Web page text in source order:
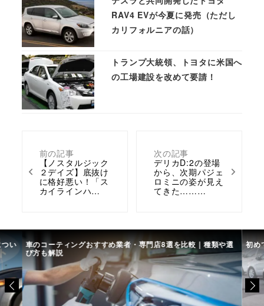
前の記事
【ノスタルジック
２デイズ】底抜け
に格好悪い！「ス
カイラインハ…
次の記事
デリカD:2の登場
から、次期パジェ
ロミニの姿が見え
てきた………
RAV4 EVが今夏に発売（ただし
カリフォルニアの話）
トランプ大統領、トヨタに米国へ
の工場建設を改めて要請！
い 車のコーティングおすすめ業者・専門店8選を比較｜種類や選
び方も解説
初め